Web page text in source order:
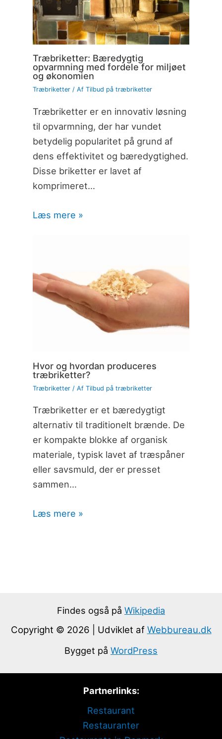
Træbriketter: Bæredygtig
opvarmning med fordele for miljøet
og økonomien
Træbriketter/ Af Tilbud på træbriketter
Træbriketter er en innovativ løsning
til opvarmning, der har vundet
betydelig popularitet på grund af
dens effektivitet og bæredygtighed.
Disse briketter er lavet af
komprimeret…
Læs mere »
Hvor og hvordan produceres
træbriketter?
Træbriketter/ Af Tilbud på træbriketter
Træbriketter er et bæredygtigt
alternativ til traditionelt brænde. De
er kompakte blokke af organisk
materiale, typisk lavet af træspåner
eller savsmuld, der er presset
sammen…
Læs mere »
Findes også på Wikipedia
Copyright © 2026 | Udviklet af Webbureau.dk
Bygget på WordPress
Partnerlinks:
Restaurant
Restauranter